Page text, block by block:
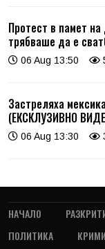
Протест в памет
трябваше да е
06 Aug 13:50
Застреляха
(ЕКСКЛУЗИВНО
06 Aug 13:30
НАЧАЛО
ПОЛИТИКА